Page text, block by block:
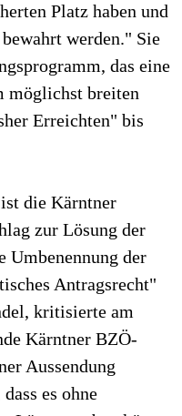
Platz haben und
werden." Sie
das eine
möglichst breiten
Erreichten" bis
die Kärntner
zur Lösung der
Umbenennung der
Antragsrecht"
kritisierte am
Kärntner BZÖ-
Aussendung
es ohne